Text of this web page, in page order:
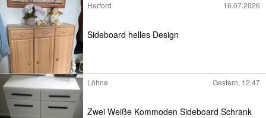
Herford 16.07.2026
Sideboard helles Design
Löhne Gestern, 12:47
Zwei Weiße Kommoden Sideboard Schrank